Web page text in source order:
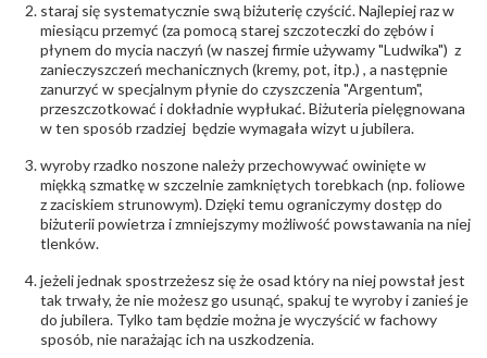
staraj się systematycznie swą biżuterię czyścić. Najlepiej raz w
miesiącu przemyć (za pomocą starej szczoteczki do zębów i
płynem do mycia naczyń (w naszej firmie używamy "Ludwika") z
zanieczyszczeń mechanicznych (kremy, pot, itp.) , a następnie
zanurzyć w specjalnym płynie do czyszczenia "Argentum",
przeszczotkować i dokładnie wypłukać. Biżuteria pielęgnowana
w ten sposób rzadziej będzie wymagała wizyt u jubilera.
wyroby rzadko noszone należy przechowywać owinięte w
miękką szmatkę w szczelnie zamkniętych torebkach (np. foliowe
z zaciskiem strunowym). Dzięki temu ograniczymy dostęp do
biżuterii powietrza i zmniejszymy możliwość powstawania na niej
tlenków.
jeżeli jednak spostrzeżesz się że osad który na niej powstał jest
tak trwały, że nie możesz go usunąć, spakuj te wyroby i zanieś je
do jubilera. Tylko tam będzie można je wyczyścić w fachowy
sposób, nie narażając ich na uszkodzenia.